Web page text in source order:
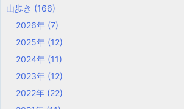
山歩き (166)
2026年 (7)
2025年 (12)
2024年 (11)
2023年 (12)
2022年 (22)